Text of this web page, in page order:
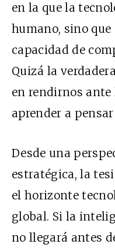
en la que la
humano, sino
capacidad de
Quizá la
en rendirnos
aprender a
Desde una
estratégica, la
el horizonte
global. Si la
no llegará antes